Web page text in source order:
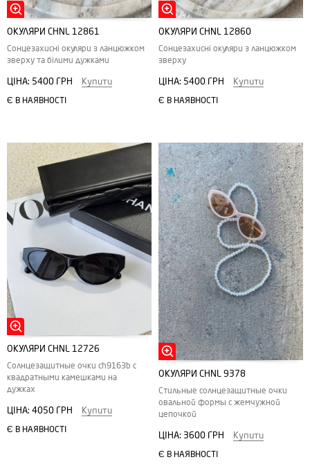
ОКУЛЯРИ CHNL 12861
Сонцезахисні окуляри з ланцюжком
зверху та білими дужками
ЦІНА: 5400 ГРН Купити
Є В НАЯВНОСТІ
ОКУЛЯРИ CHNL 12860
Сонцезахисні окуляри з ланцюжком
зверху
ЦІНА: 5400 ГРН Купити
Є В НАЯВНОСТІ
ОКУЛЯРИ CHNL 12726
Солнцезащитные очки ch9163b с
квадратными камешками на
дужках
ЦІНА: 4050 ГРН Купити
Є В НАЯВНОСТІ
ОКУЛЯРИ CHNL 9378
Стильные солнцезащитные очки
овальной формы с жемчужной
цепочкой
ЦІНА: 3600 ГРН Купити
Є В НАЯВНОСТІ